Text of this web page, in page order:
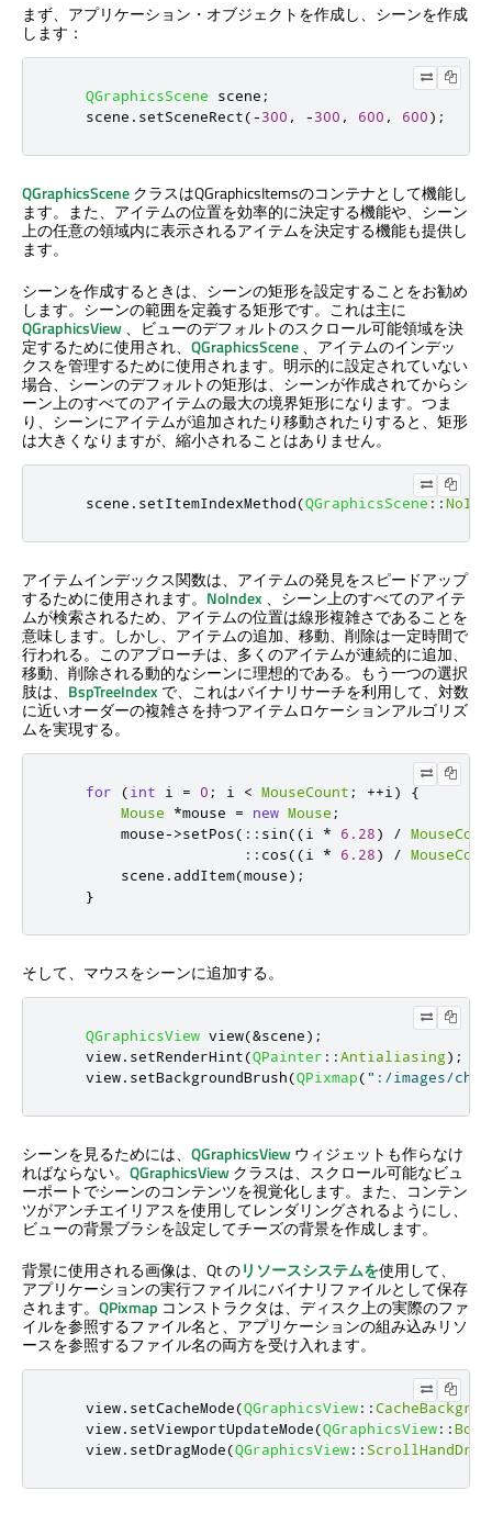
まず、アプリケーション・オブジェクトを作成し、シーンを作成
します：
QGraphicsScene scene ;
    scene
. setSceneRect(-300 , -300 , 600 , 600);
QGraphicsSceneクラスはQGraphicsItemsのコンテナとして機能し
ます。また、アイテムの位置を効率的に決定する機能や、シーン
上の任意の領域内に表示されるアイテムを決定する機能も提供し
ます。
シーンを作成するときは、シーンの矩形を設定することをお勧め
します。シーンの範囲を定義する矩形です。これは主に
QGraphicsView、ビューのデフォルトのスクロール可能領域を決
定するために使用され、 QGraphicsScene、アイテムのインデッ
クスを管理するために使用されます。明示的に設定されていない
場合、シーンのデフォルトの矩形は、シーンが作成されてからシ
ーン上のすべてのアイテムの最大の境界矩形になります。つま
り、シーンにアイテムが追加されたり移動されたりすると、矩形
は大きくなりますが、縮小されることはありません。
    scene
. setItemIndexMethod(QGraphicsScene ::
アイテムインデックス関数は、アイテムの発見をスピードアップ
するために使用されます。 NoIndex 、シーン上のすべてのアイテ
ムが検索されるため、アイテムの位置は線形複雑さであることを
意味します。しかし、アイテムの追加、移動、削除は一定時間で
行われる。このアプローチは、多くのアイテムが連続的に追加、
移動、削除される動的なシーンに理想的である。もう一つの選択
肢は、 BspTreeIndex で、これはバイナリサーチを利用して、対数
に近いオーダーの複雑さを持つアイテムロケーションアルゴリズ
ムを実現する。
for (int i = 0 ; i < MouseCount ; ++i )
{
Mouse
*mouse = new Mouse ;
        mouse
->setPos( :: sin((i * 6.28) /
:: cos((i * 6.28) /
        scene
. addItem(mouse);
}
そして、マウスをシーンに追加する。
QGraphicsView view(&scene);
    view
. setRenderHint(QPainter ::Antialiasing);
    view
. setBackgroundBrush(QPixmap(":/images/
シーンを見るためには、 QGraphicsViewウィジェットも作らなけ
ればならない。 QGraphicsViewクラスは、スクロール可能なビュ
ーポートでシーンのコンテンツを視覚化します。また、コンテン
ツがアンチエイリアスを使用してレンダリングされるようにし、
ビューの背景ブラシを設定してチーズの背景を作成します。
背景に使用される画像は、Qt のリソースシステムを使用して、
アプリケーションの実行ファイルにバイナリファイルとして保存
されます。 QPixmap コンストラクタは、ディスク上の実際のファ
イルを参照するファイル名と、アプリケーションの組み込みリソ
ースを参照するファイル名の両方を受け入れます。
    view
. setCacheMode(QGraphicsView::
    view
. setViewportUpdateMode(QGraphicsView::
    view
. setDragMode(QGraphicsView:: ScrollHandDrag